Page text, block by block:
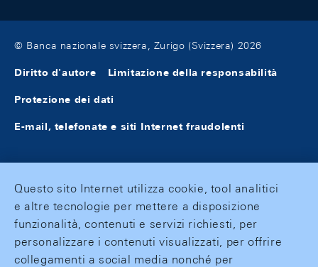
© Banca nazionale svizzera, Zurigo (Svizzera) 2026
Diritto d'autore Limitazione della responsabilità
Protezione dei dati
E-mail, telefonate e siti Internet fraudolenti
Questo sito Internet utilizza cookie, tool analitici
e altre tecnologie per mettere a disposizione
funzionalità, contenuti e servizi richiesti, per
personalizzare i contenuti visualizzati, per offrire
collegamenti a social media nonché per